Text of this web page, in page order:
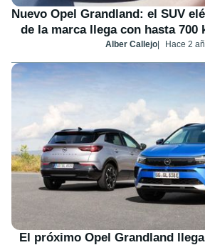
Nuevo Opel Grandland: el SUV
de la marca llega con hasta 700
Alber Callejo Hace 2
El próximo Opel Grandland